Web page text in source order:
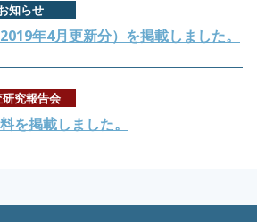
知らせ
年4月更新分）を掲載しました。
究報告会
を掲載しました。